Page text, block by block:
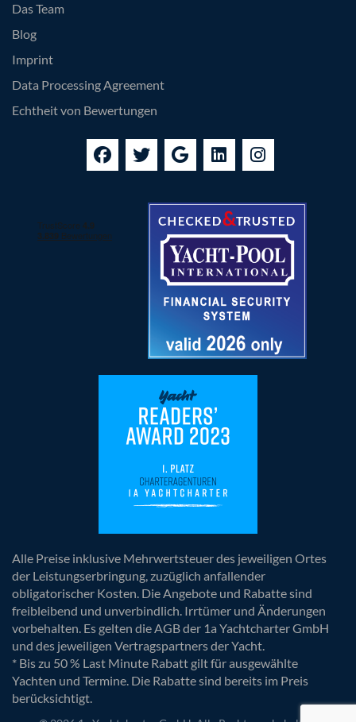
Das Team
Blog
Imprint
Data Processing Agreement
Echtheit von Bewertungen
Alle Preise inklusive Mehrwertsteuer des jeweiligen Ortes
der Leistungserbringung, zuzüglich anfallender
obligatorischer Kosten. Die Angebote und Rabatte sind
freibleibend und unverbindlich. Irrtümer und Änderungen
vorbehalten. Es gelten die AGB der 1a Yachtcharter GmbH
und des jeweiligen Vertragspartners der Yacht.
* Bis zu 50 % Last Minute Rabatt gilt für ausgewählte
Yachten und Termine. Die Rabatte sind bereits im Preis
berücksichtigt.